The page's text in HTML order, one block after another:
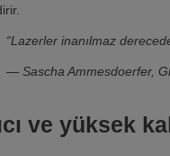
“Lazerler inanılmaz
— Sascha Ammesdoerfer,
ve yüksek